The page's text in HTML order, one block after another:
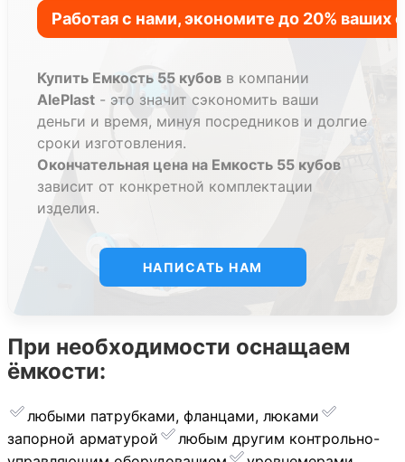
и их легко мыть;
вполне приемлема. Они дешевле изделий из
металла;
При повреждении конструкции ее ремонт
может быть произведен на месте.
Полипропиленовые емкости на 55 кубов
заменяют стеклопластиковые емкости на 55м3,
металлические 55 кубовые емкости,
полиэтиленовые емкости V=55 м3, а так же емкости
из нержавейки и стали.
Наши квалифицированные специалисты будут рады
помочь вам в выборе.
Уточняйте стоимость по телефону или email !
Купить Емкость 55 кубов в компании
AlePlast - это значит сэкономить ваши
деньги и время, минуя посредников и долгие
сроки изготовления.
Окончательная цена на Емкость 55 кубов
зависит от конкретной комплектации
изделия.
НАПИСАТЬ НАМ
При необходимости оснащаем
ёмкости:
любыми патрубками, фланцами, люками
запорной арматурой
︎любым другим контрольно-